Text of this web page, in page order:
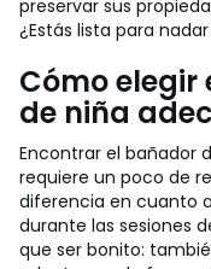
preservar sus
¿Estás lista para
Cómo
de niña
Encontrar el bañador
requiere un poco de
diferencia en cuanto
durante las sesiones
que ser bonito: